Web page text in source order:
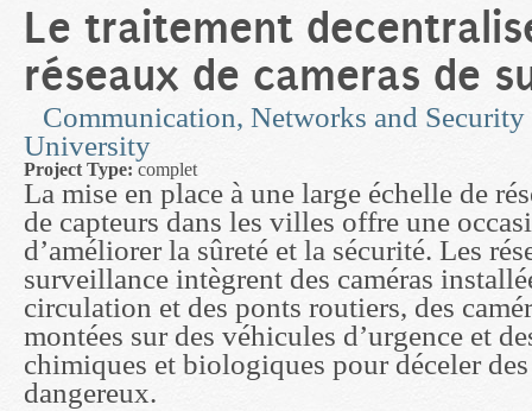
Le traitement
réseaux de cameras de
Communication, Networks and Security
University
Project Type: complet
La mise en place à une large échelle de
de capteurs dans les villes offre une
d’améliorer la sûreté et la sécurité. Les
surveillance intègrent des caméras
circulation et des ponts routiers, des
montées sur des véhicules d’urgence et
chimiques et biologiques pour déceler
dangereux.